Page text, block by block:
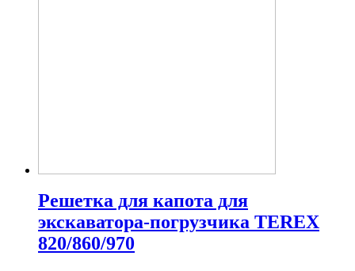
Решетка для капота для
экскаватора-погрузчика TEREX
820/860/970